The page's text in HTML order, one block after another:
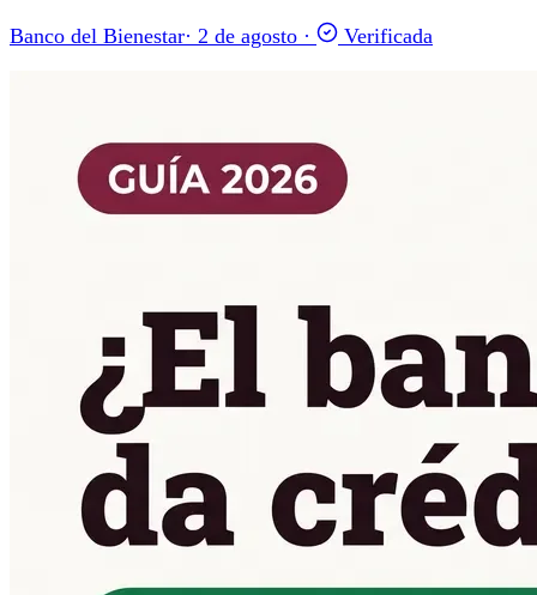
Banco del Bienestar· 2 de agosto · Verificada